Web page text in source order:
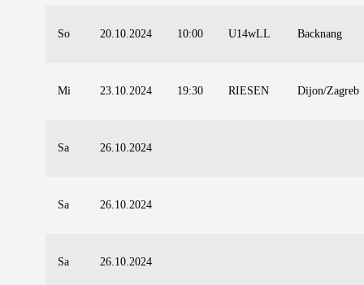
So 20.10.2024 10:00 U14wLL Backnang
Mi 23.10.2024 19:30 RIESEN Dijon/Zagreb
Sa 26.10.2024
Sa 26.10.2024
Sa 26.10.2024